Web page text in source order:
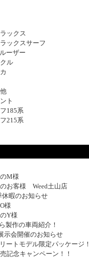
ックス
ックスサーフ
ーザー
ル
ト
185系
215系
M様
お客様 Weed土山店
暇のお知らせ
様
Y様
製作の車両紹介！
示会開催のお知らせ
ートモデル限定パッケージ！
記念キャンペーン！！